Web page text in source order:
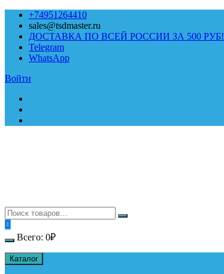
Перейти
содержимому
+74951264410
sales@tsdmaster.ru
ДОСТАВКА ПО ВСЕЙ РОССИИ ЗА 500 РУБ!
Telegram
WhatsApp
Войти
Всего: 0₽
Каталог